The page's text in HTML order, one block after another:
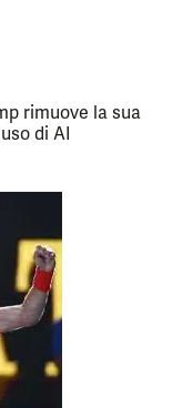
rimuove la sua
di AI